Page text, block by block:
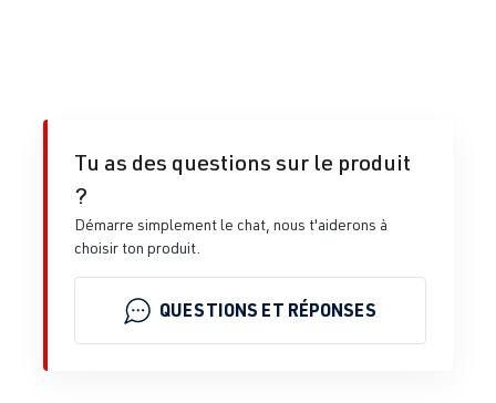
Tu as des questions sur le produit
?
Démarre simplement le chat, nous t'aiderons à
choisir ton produit.
QUESTIONS ET RÉPONSES